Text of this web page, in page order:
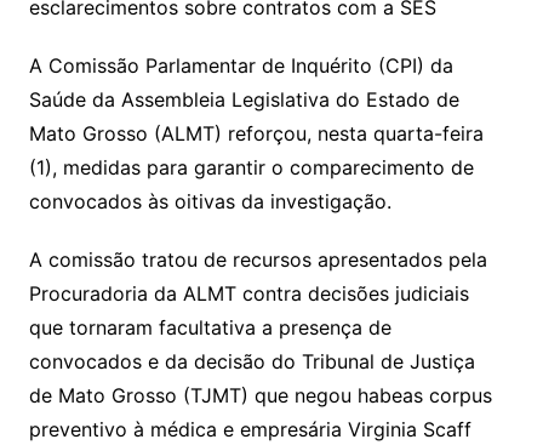
A Comissão Parlamentar de Inquérito (CPI) da
Saúde da Assembleia Legislativa do Estado de
Mato Grosso (ALMT) reforçou, nesta quarta-feira
(1), medidas para garantir o comparecimento de
convocados às oitivas da investigação.
A comissão tratou de recursos apresentados pela
Procuradoria da ALMT contra decisões judiciais
que tornaram facultativa a presença de
convocados e da decisão do Tribunal de Justiça
de Mato Grosso (TJMT) que negou habeas corpus
preventivo à médica e empresária Virginia Scaff